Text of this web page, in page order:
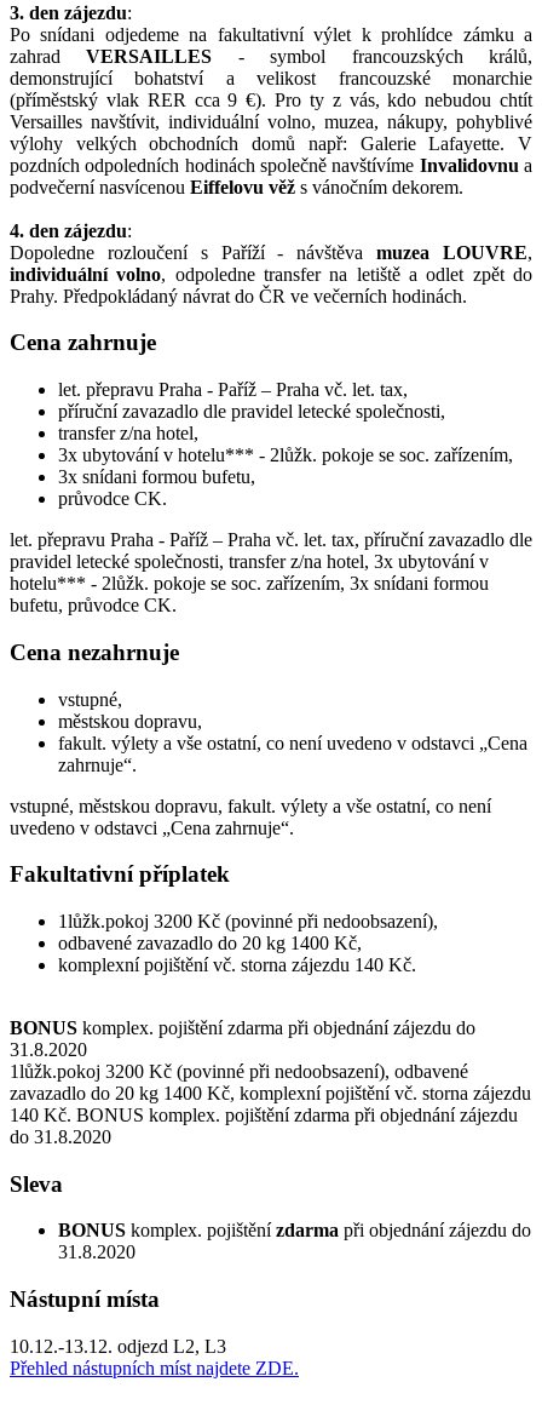
3. den zájezdu:
Po snídani odjedeme na fakultativní výlet k prohlídce zámku a
zahradVERSAILLES - symbol francouzských králů,
demonstrující bohatství a velikost francouzské monarchie
(příměstský vlak RER cca 9 €). Pro ty z vás, kdo nebudou chtít
Versailles navštívit, individuální volno, muzea, nákupy, pohyblivé
výlohy velkých obchodních domů např: Galerie Lafayette. V
pozdních odpoledních hodinách společně navštívíme Invalidovnu a
podvečerní nasvícenou Eiffelovu věž s vánočním dekorem.
4. den zájezdu:
Dopoledne rozloučení s Paříží - návštěvamuzea LOUVRE,
individuální volno, odpoledne transfer na letiště a odlet zpět do
Prahy. Předpokládaný návrat do ČR ve večerních hodinách.
Cena zahrnuje
let. přepravu Praha - Paříž – Praha vč. let. tax,
příruční zavazadlo dle pravidel letecké společnosti,
transfer z/na hotel,
3x ubytování v hotelu*** - 2lůžk. pokoje se soc. zařízením,
3x snídani formou bufetu,
průvodce CK.
let. přepravu Praha - Paříž – Praha vč. let. tax, příruční zavazadlo dle
pravidel letecké společnosti, transfer z/na hotel, 3x ubytování v
hotelu*** - 2lůžk. pokoje se soc. zařízením, 3x snídani formou
bufetu, průvodce CK.
Cena nezahrnuje
vstupné,
městskou dopravu,
fakult. výlety a vše ostatní, co není uvedeno v odstavci „Cena
zahrnuje“.
vstupné, městskou dopravu, fakult. výlety a vše ostatní, co není
uvedeno v odstavci „Cena zahrnuje“.
Fakultativní příplatek
1lůžk.pokoj 3200 Kč (povinné při nedoobsazení),
odbavené zavazadlo do 20 kg 1400 Kč,
komplexní pojištění vč. storna zájezdu 140 Kč.
BONUS komplex. pojištění zdarma při objednání zájezdu do
31.8.2020
1lůžk.pokoj 3200 Kč (povinné při nedoobsazení), odbavené
zavazadlo do 20 kg 1400 Kč, komplexní pojištění vč. storna zájezdu
140 Kč. BONUS komplex. pojištění zdarma při objednání zájezdu
do 31.8.2020
Sleva
BONUS komplex. pojištěnízdarma při objednání zájezdu do
31.8.2020
Nástupní místa
10.12.-13.12. odjezd L2, L3
Přehled nástupních míst najdete ZDE.